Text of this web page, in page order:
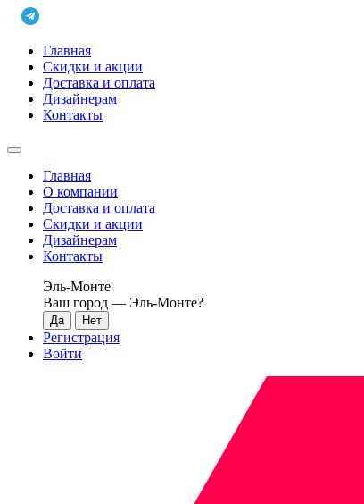
Главная
Скидки и акции
Доставка и оплата
Дизайнерам
Контакты
Главная
О компании
Доставка и оплата
Скидки и акции
Дизайнерам
Контакты
Эль-Монте
Ваш город — Эль-Монте?
Регистрация
Войти